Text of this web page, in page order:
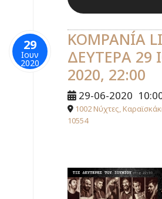
29
Ιουν
2020
KOMPANÍA
ΔΕΥΤΕΡΑ 29
2020, 22:00
29-06-2020
1002 Νύχτες,
10554